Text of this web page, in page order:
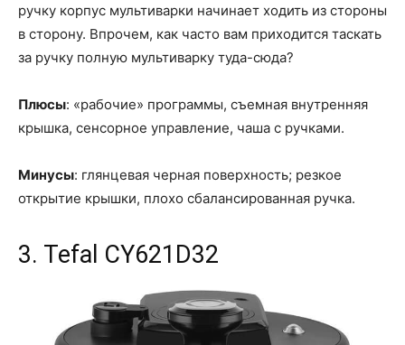
ручку корпус мультиварки начинает ходить из стороны
в сторону. Впрочем, как часто вам приходится таскать
за ручку полную мультиварку туда-сюда?
Плюсы: «рабочие» программы, съемная внутренняя
крышка, сенсорное управление, чаша с ручками.
Минусы: глянцевая черная поверхность; резкое
открытие крышки, плохо сбалансированная ручка.
3. Tefal CY621D32